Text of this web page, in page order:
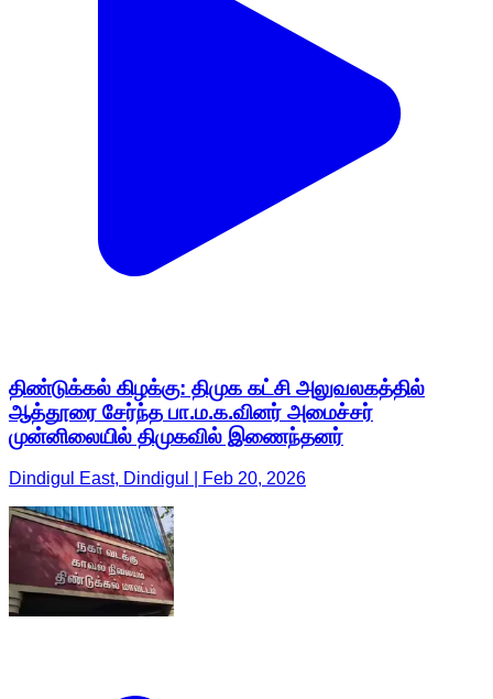
திண்டுக்கல் கிழக்கு: திமுக கட்சி அலுவலகத்தில்
ஆத்தூரை சேர்ந்த பா.ம.க.வினர் அமைச்சர்
முன்னிலையில் திமுகவில் இணைந்தனர்
Dindigul East, Dindigul | Feb 20, 2026